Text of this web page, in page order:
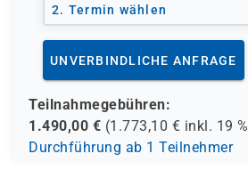
2. Termin wählen
UNVERBINDLICHE ANFRAGE
Teilnahmegebühren:
1.490,00 € (1.773,10 € inkl. 19 %
Durchführung ab 1 Teilnehmer